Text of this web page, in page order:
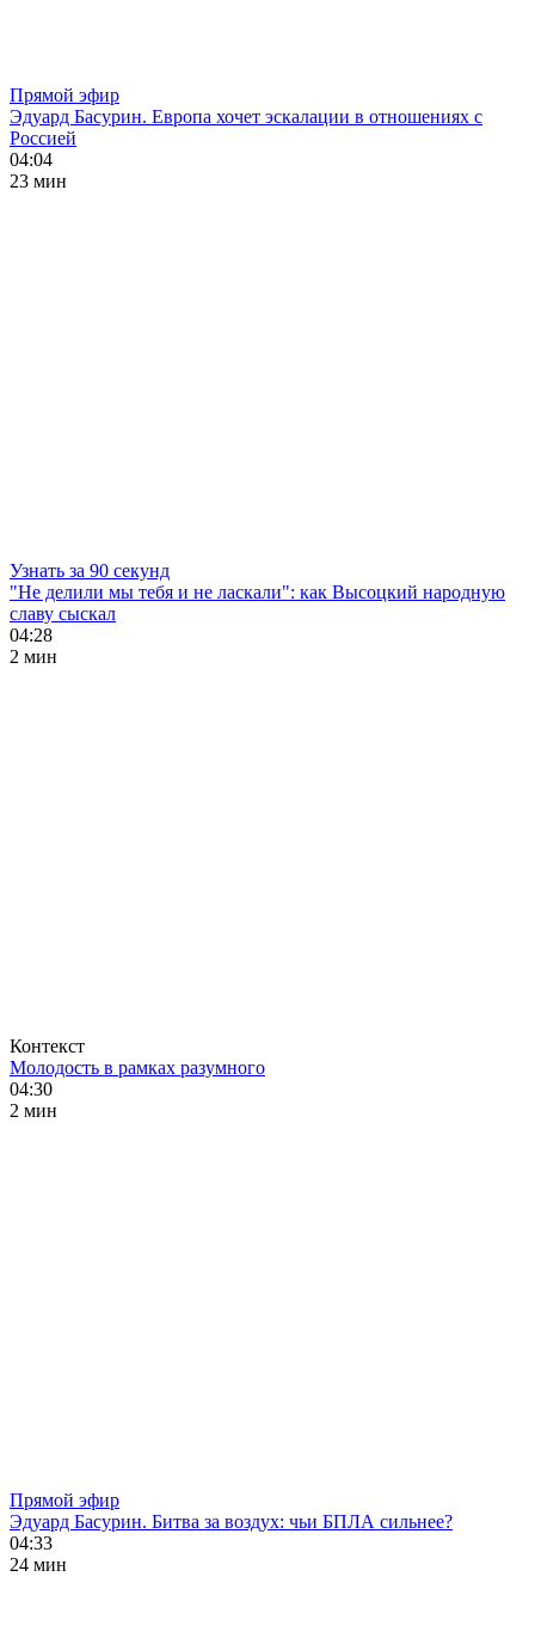
Прямой эфир
Эдуард Басурин. Европа хочет эскалации в отношениях с
Россией
04:04
23 мин
Узнать за 90 секунд
"Не делили мы тебя и не ласкали": как Высоцкий народную
славу сыскал
04:28
2 мин
Контекст
Молодость в рамках разумного
04:30
2 мин
Прямой эфир
Эдуард Басурин. Битва за воздух: чьи БПЛА сильнее?
04:33
24 мин